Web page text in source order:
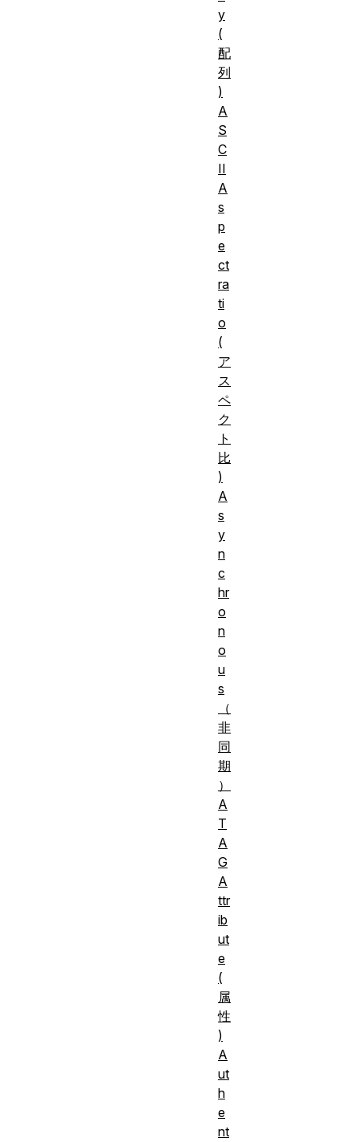
y
(
配
列
)
A
S
C
II
A
s
p
e
ct
ra
ti
o
(
ア
ス
ペ
ク
ト
比
)
A
s
y
n
c
hr
o
n
o
u
s
（
非
同
期
）
A
T
A
G
A
ttr
ib
ut
e
(
属
性
)
A
ut
h
e
nt